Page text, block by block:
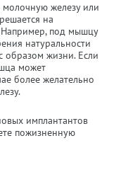
молочную железу или
на
Например, под мышцу
натуральности
образом жизни. Если
может
более желательно
имплантантов
пожизненную